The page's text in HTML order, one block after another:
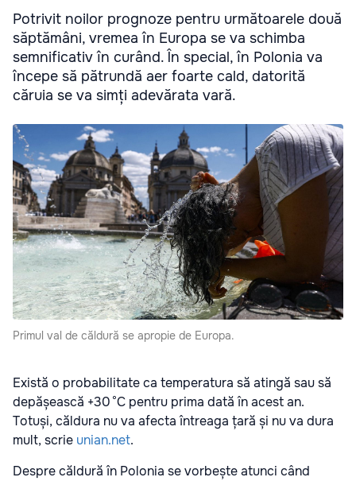
Potrivit noilor prognoze pentru următoarele două
săptămâni, vremea în Europa se va schimba
semnificativ în curând. În special, în Polonia va
începe să pătrundă aer foarte cald, datorită
căruia se va simți adevărata vară.
Primul val de căldură se apropie de Europa.
Există o probabilitate ca temperatura să atingă sau să
depășească +30 °C pentru prima dată în acest an.
Totuși, căldura nu va afecta întreaga țară și nu va dura
mult, scrie unian.net.
Despre căldură în Polonia se vorbește atunci când